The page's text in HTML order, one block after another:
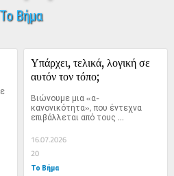
Το Βήμα
Υπάρχει, τελικά, λογική σε
αυτόν τον τόπο;
Βιώνουμε μια «α-
κανονικότητα», που έντεχνα
επιβάλλεται από τους
κυβερνώντες ως...
16.07.2026
20
Το Βήμα